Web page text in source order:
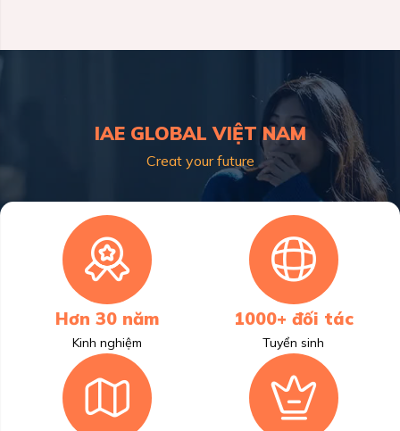
IAE GLOBAL VIỆT NAM
Creat your future
Hơn 30 năm
Kinh nghiệm
1000+ đối tác
Tuyển sinh